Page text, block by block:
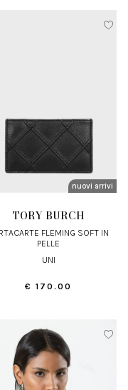
nuovi arrivi
TORY BURCH
PELLE
UNI
€ 170.00